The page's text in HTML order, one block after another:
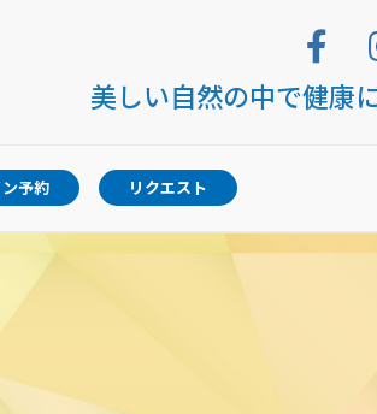
美しい自然の中で健康
予約 リクエスト